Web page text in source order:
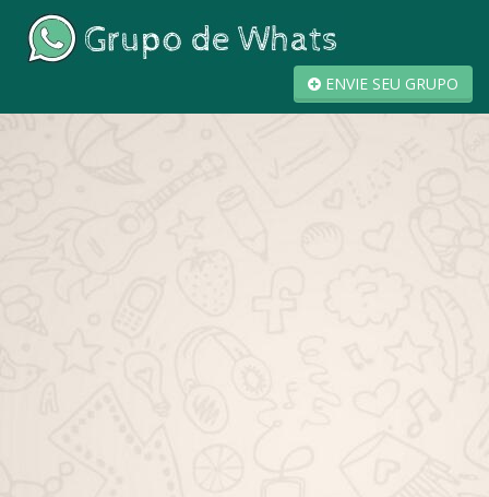
ENVIE SEU GRUPO